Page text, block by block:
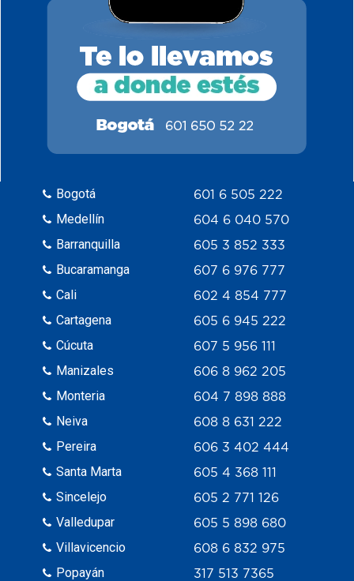
Bogotá
Medellín
Barranquilla
Bucaramanga
Cali
Cartagena
Cúcuta
Manizales
Monteria
Neiva
Pereira
Santa Marta
Sincelejo
Valledupar
Villavicencio
Popayán
601 6 505 222
604 6 040 570
605 3 852 333
607 6 976 777
602 4 854 777
605 6 945 222
607 5 956 111
606 8 962 205
604 7 898 888
608 8 631 222
606 3 402 444
605 4 368 111
605 2 771 126
605 5 898 680
608 6 832 975
317 513 7365